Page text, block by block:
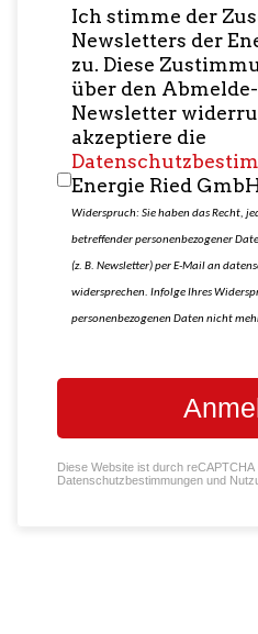
Ich stimme der
Newsletters der
zu. Diese
über den
Newsletter
akzeptiere die
Energie Ried
Widerspruch: Sie haben das Recht,
betreffender personenbezogener
(z. B. Newsletter) per E-Mail an
widersprechen. Infolge Ihres
personenbezogenen Daten nicht
reCAPTCHA*
Diese Website ist durch
Datenschutzbestimmungen und